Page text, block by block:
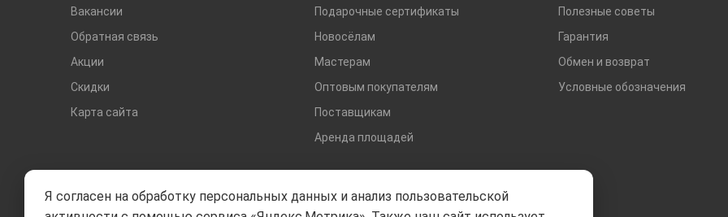
Вакансии
Обратная связь
Акции
Скидки
Карта сайта
Подарочные сертификаты
Новосёлам
Мастерам
Оптовым покупателям
Поставщикам
Аренда площадей
Полезные советы
Гарантия
Обмен и возврат
Условные обозначения
Я согласен на обработку персональных данных и анализ пользовательской